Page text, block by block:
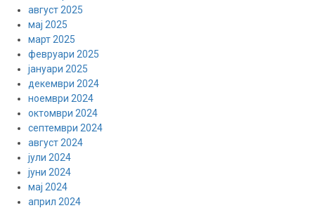
август 2025
мај 2025
март 2025
февруари 2025
јануари 2025
декември 2024
ноември 2024
октомври 2024
септември 2024
август 2024
јули 2024
јуни 2024
мај 2024
април 2024